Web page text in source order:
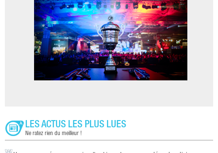
LES ACTUS LES PLUS LUES
Ne ratez rien du meilleur !